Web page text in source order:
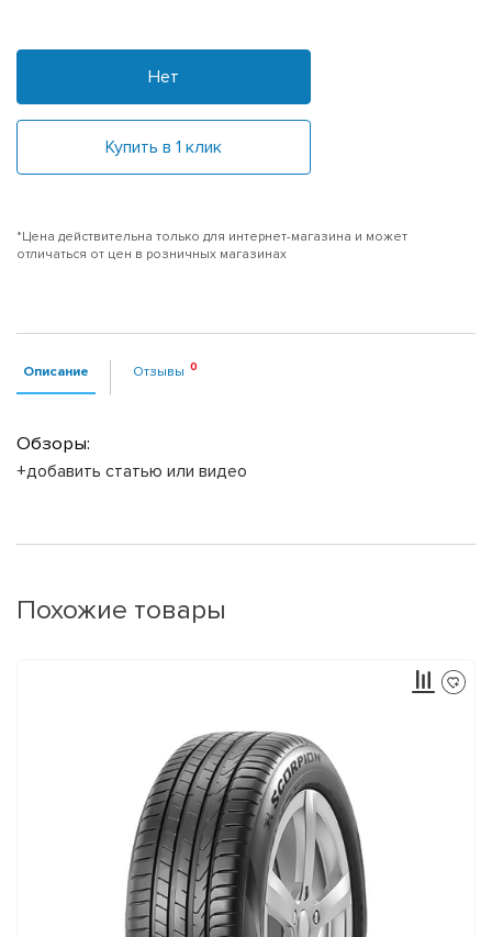
Нет
Купить в 1 клик
*Цена действительна только для интернет-магазина и может
отличаться от цен в розничных магазинах
Описание Отзывы
Обзоры:
+добавить статью или видео
Похожие товары